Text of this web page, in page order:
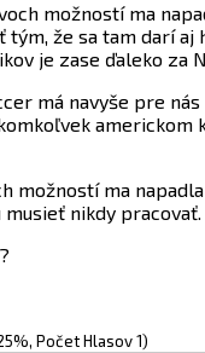
možností ma
tým, že sa tam darí
je zase ďaleko za
má navyše pre
americkom
možností ma
musieť nikdy
Počet Hlasov 1)